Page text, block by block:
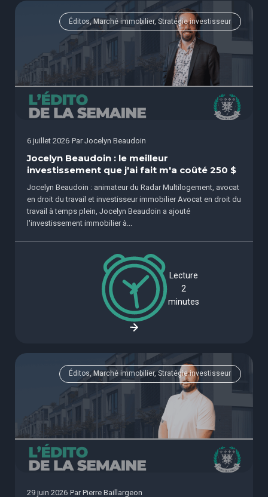
Éditos, Marché immobilier, Stratégie investisseur
6 juillet 2026 Par Jocelyn Beaudoin
Jocelyn Beaudoin : le meilleur
investissement que j'ai fait m'a coûté 250 $
Jocelyn Beaudoin : animateur du Radar Multilogement, avocat
en droit du travail et investisseur immobilier Avocat en droit du
travail à temps plein, Jocelyn Beaudoin a ajouté
l'investissement immobilier à...
Lecture
2
minutes
Éditos, Marché immobilier, Stratégie investisseur
29 juin 2026 Par Pierre Baillargeon